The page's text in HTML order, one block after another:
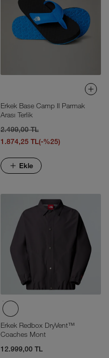
Erkek Base Camp II Parmak
Arası Terlik
2.499,00 TL
1.874,25 TL(-%25)
Ekle
Erkek Redbox DryVent™
Coaches Mont
12.999,00 TL